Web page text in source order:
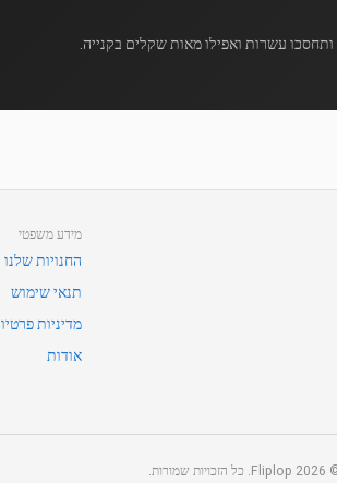
עשרות ואפילו מאות שקלים בקנייה.
מידע משפטי
החנויות שלנו
תנאי שימוש
מדיניות
אודות
2026